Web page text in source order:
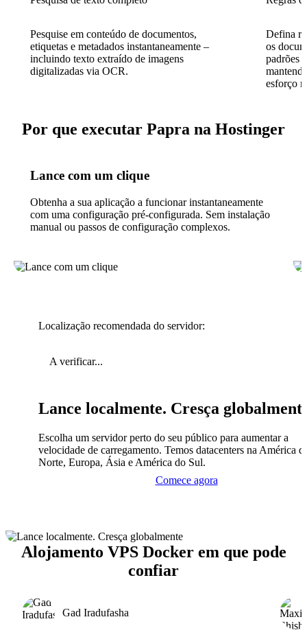
Pesquise em conteúdo de documentos,
etiquetas e metadados instantaneamente –
incluindo texto extraído de imagens
digitalizadas via OCR.
Defina
os
padrões
esforço
Por que executar Papra na Hostinger
Lance com um clique
Obtenha a sua aplicação a funcionar instantaneamente
com uma configuração pré-configurada. Sem instalação
manual ou passos de configuração complexos.
Localização recomendada do servidor:
A verificar...
Lance localmente. Cresça
Escolha um servidor perto do seu público para aumentar a
velocidade de carregamento. Temos datacenters na América
Norte, Europa, Ásia e América do Sul.
Comece agora
Alojamento VPS Docker em que pode
confiar
Gad Iradufasha